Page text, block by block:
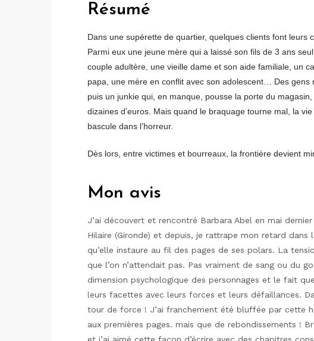
Résumé
Dans une supérette de quartier, quelques clients font leurs
Parmi eux une jeune mère qui a laissé son fils de 3 ans
couple adultère, une vieille dame et son aide familiale, un
papa, une mère en conflit avec son adolescent… Des gens
puis un junkie qui, en manque, pousse la porte du
dizaines d’euros. Mais quand le braquage tourne mal, la
bascule dans l’horreur.
Dès lors, entre victimes et bourreaux, la frontière devient
Mon avis
J’ai découvert et rencontré Barbara Abel en mai
Hilaire (Gironde) et depuis, je rattrape mon retard dans
qu’elle instaure au fil des pages de ses polars. La
que l’on n’attendait pas. Pas vraiment de sang ou du
dimension psychologique des personnages et le fait
leurs facettes avec leurs forces et leurs défaillances.
tour de force ! J’ai franchement été bluffée par cette
aux premières pages. mais que de rebondissements !